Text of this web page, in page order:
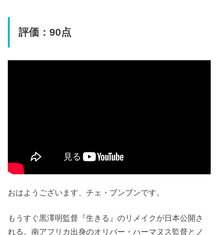
評価：90点
おはようございます、チェ・ブンブンです。
もうすぐ黒澤明監督『生きる』のリメイクが日本公開さ
れる。南アフリカ出身のオリバー・ハーマヌス監督とノ